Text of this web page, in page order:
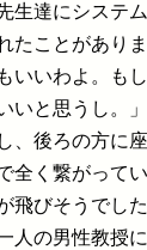
生達にシステ
たことがあり
いわよ。も
いと思うし。
後ろの方に
全く繋がって
飛びそうでし
人の男性教授